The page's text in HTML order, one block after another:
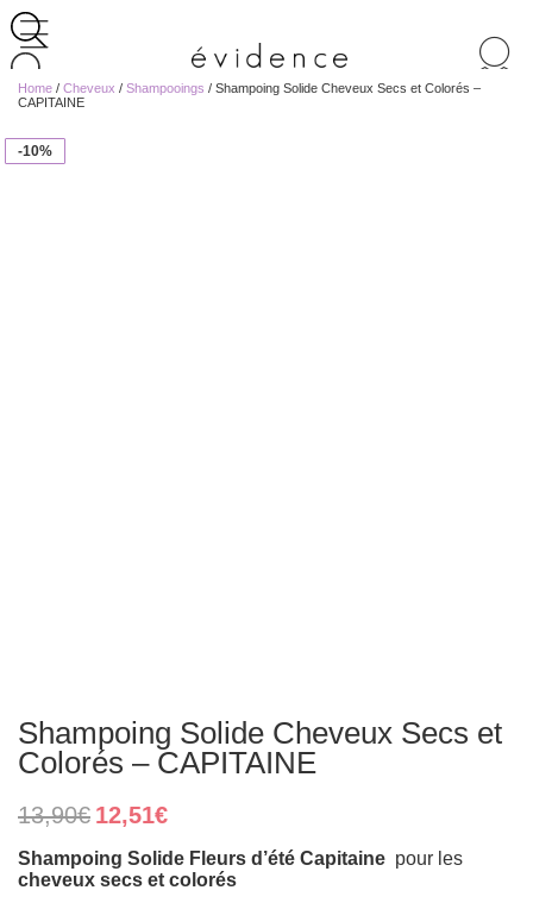
de
produits
Home / Cheveux / Shampooings / Shampoing Solide Cheveux Secs et Colorés –
CAPITAINE
-10%
Shampoing Solide Cheveux Secs et
Colorés – CAPITAINE
13,90€ Original
price
was:
13,90€.
12,51€Current
is:
12,51€.
Shampoing Solide Fleurs d’été Capitaine pour les
cheveux secs et colorés